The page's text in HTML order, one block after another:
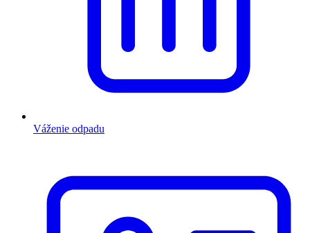
Váženie odpadu